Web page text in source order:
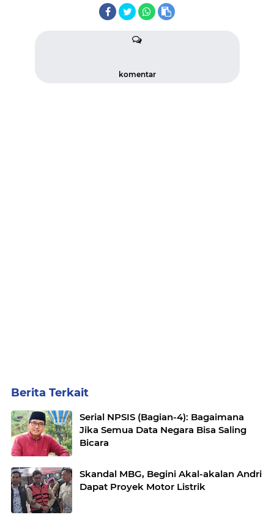
komentar
Berita Terkait
Serial NPSIS (Bagian-4): Bagaimana
Jika Semua Data Negara Bisa Saling
Bicara
Skandal MBG, Begini Akal-akalan Andri
Dapat Proyek Motor Listrik